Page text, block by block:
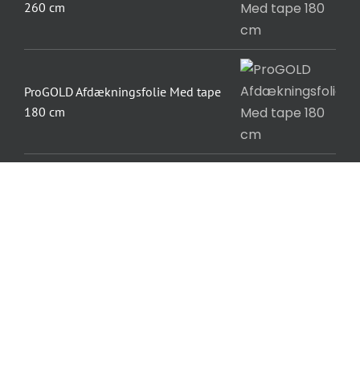
260 cm
ProGOLD Afdækningsfolie Med tape
180 cm